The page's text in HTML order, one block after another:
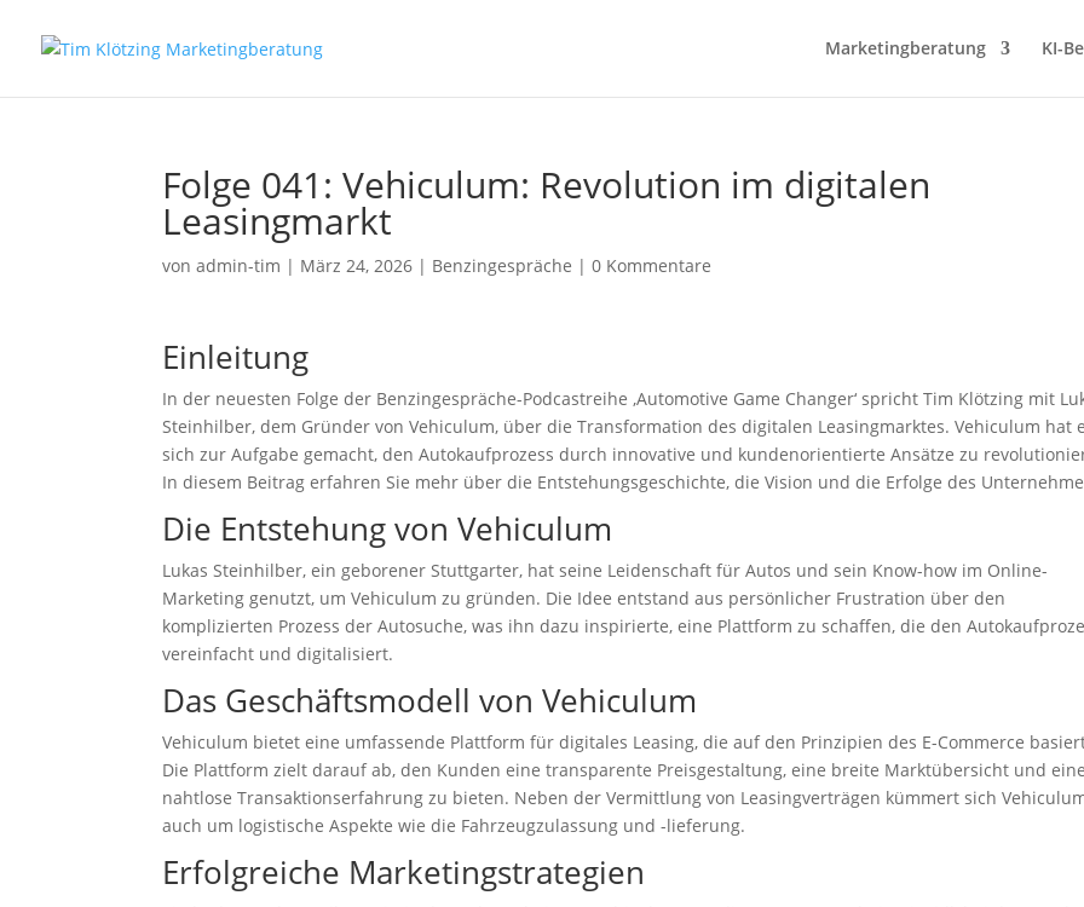
Marketingberatung KI-
Folge 041: Vehiculum: Revolution im digitalen
Leasingmarkt
vonadmin-tim | März 24, 2026 | Benzingespräche |0 Kommentare
Einleitung
In der neuesten Folge der Benzingespräche-Podcastreihe ‚Automotive Game Changer‘ spricht Tim Klötzing mit
Steinhilber, dem Gründer von Vehiculum, über die Transformation des digitalen Leasingmarktes. Vehiculum hat
sich zur Aufgabe gemacht, den Autokaufprozess durch innovative und kundenorientierte Ansätze zu
In diesem Beitrag erfahren Sie mehr über die Entstehungsgeschichte, die Vision und die Erfolge des
Die Entstehung von Vehiculum
Lukas Steinhilber, ein geborener Stuttgarter, hat seine Leidenschaft für Autos und sein Know-how im Online-
Marketing genutzt, um Vehiculum zu gründen. Die Idee entstand aus persönlicher Frustration über den
komplizierten Prozess der Autosuche, was ihn dazu inspirierte, eine Plattform zu schaffen, die den
vereinfacht und digitalisiert.
Das Geschäftsmodell von Vehiculum
Vehiculum bietet eine umfassende Plattform für digitales Leasing, die auf den Prinzipien des E-Commerce
Die Plattform zielt darauf ab, den Kunden eine transparente Preisgestaltung, eine breite Marktübersicht und eine
nahtlose Transaktionserfahrung zu bieten. Neben der Vermittlung von Leasingverträgen kümmert sich
auch um logistische Aspekte wie die Fahrzeugzulassung und -lieferung.
Erfolgreiche Marketingstrategien